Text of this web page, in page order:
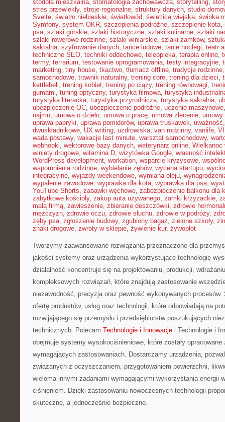
stodoła mieszkalna, stomatologia zachowawcza, storytelling,
stres przewlekły, stroje regionalne, struktury danych, studio
Svelte, światło niebieskie, światłowód, świetlica wiejska, świnka
Symfony, system OKR, szczepienia podróżne, szczepienie kota,
psa, szlaki górskie, szlaki historyczne, szlaki kulinarne, szlaki
szlaki rowerowe rodzinne, szlaki winiarskie, szlaki zamków,
sakralna, szyfrowanie danych, tańce ludowe, tanie noclegi, teatr
techniczne SEO, techniki oddechowe, teleopieka, terapia online,
termy, terrarium, testowanie oprogramowania, testy integracyjne,
marketing, tiny house, tkactwo, tłumacz offline, tradycje rodzinne
samochodowe, trawnik naturalny, trening core, trening dla dzieci,
kettlebell , trening kobiet, trening po ciąży, trening równowagi,
gumami, tuning optyczny, turystyka filmowa, turystyka
turystyka literacka, turystyka przyrodnicza, turystyka sakralna,
ubezpieczenie OC, ubezpieczenie podróżne, uczenie maszynowe
najmu, umowa o dzieło, umowa o pracę, umowa zlecenie, umowy
uprawa papryki, uprawa pomidorów, uprawa truskawek, uważność
dwuskładnikowe, UX writing, uzdrowiska, van rodzinny, vanlife,
wada postawy, wakacje last minute, warsztat samochodowy,
webhooki, wektorowe bazy danych, weterynarz online, Wielkanoc
winiety drogowe, witamina D, wizytówka Google, własność
WordPress development, workation, wsparcie kryzysowe,
wspomnienia rodzinne, wybielanie zębów, wycena startupu,
integracyjne, wyjazdy weekendowe, wymiana oleju,
wypalenie zawodowe, wyprawka dla kota, wyprawka dla psa,
YouTube Shorts, zabawki węchowe, zabezpieczenie balkonu dla
zabytkowe kościoły, zakup auta używanego, zamki krzyżackie,
małą firmą, zawieszenie, zbieranie deszczówki, zdrowie
mężczyzn, zdrowie oczu, zdrowie słuchu, zdrowie w podróży,
zęby psa, zgłoszenie budowy, zgubiony bagaż, zielone szkoły,
znaki drogowe, zwroty w sklepie, żywienie kur, żywopłot
Tworzymy zaawansowane rozwiązania przeznaczone dla
jakości systemy oraz urządzenia wykorzystujące technologię
działalność koncentruje się na projektowaniu, produkcji,
kompleksowych rozwiązań, które znajdują zastosowanie
niezawodność, precyzja oraz pewność wykonywanych procesów.
ofertę produktów, usług oraz technologii, które odpowiadają na
rozwijającego się przemysłu i przedsiębiorstw poszukujących
technicznych. Polecam Technologie i Innowacje i Technologie i
obejmuje systemy wysokociśnieniowe, które zostały
wymagających zastosowaniach. Dostarczamy urządzenia,
związanych z oczyszczaniem, przygotowaniem powierzchni,
wieloma innymi zadaniami wymagającymi wykorzystania energii
ciśnieniem. Dzięki zastosowaniu nowoczesnych technologii
skuteczne, a jednocześnie bezpieczne.